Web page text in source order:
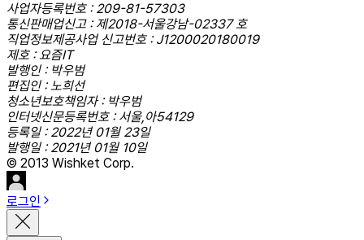
사업자등록번호 : 209-81-57303
통신판매업신고 : 제2018-서울강남-02337 호
직업정보제공사업 신고번호 : J1200020180019
제호 : 요즘IT
발행인 : 박우범
편집인 : 노희선
청소년보호책임자 : 박우범
인터넷신문등록번호 : 서울,아54129
등록일 : 2022년 01월 23일
발행일 : 2021년 01월 10일
© 2013 Wishket Corp.
로그인